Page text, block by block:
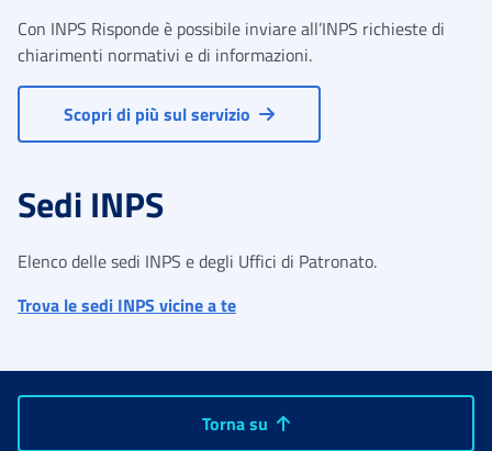
Con INPS Risponde è possibile inviare all’INPS richieste di
chiarimenti normativi e di informazioni.
Scopri di più sul servizio
Sedi INPS
Elenco delle sedi INPS e degli Uffici di Patronato.
Trova le sedi INPS vicine a te
Torna su